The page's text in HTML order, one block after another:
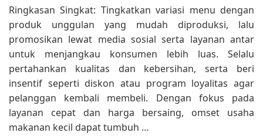
Ringkasan Singkat: Tingkatkan variasi menu dengan
produk unggulan yang mudah diproduksi, lalu
promosikan lewat media sosial serta layanan antar
untuk menjangkau konsumen lebih luas. Selalu
pertahankan kualitas dan kebersihan, serta beri
insentif seperti diskon atau program loyalitas agar
pelanggan kembali membeli. Dengan fokus pada
layanan cepat dan harga bersaing, omset usaha
makanan kecil dapat tumbuh …